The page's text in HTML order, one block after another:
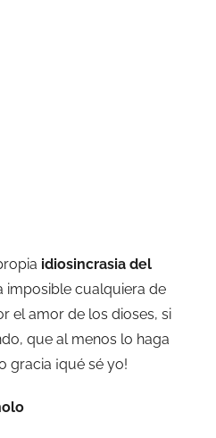
idiosincrasia del
imposible cualquiera de
el amor de los dioses, si
que al menos lo haga
gracia ¡qué sé yo!